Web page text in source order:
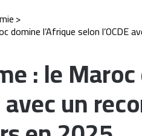
>
domine l’Afrique selon
: le
avec un